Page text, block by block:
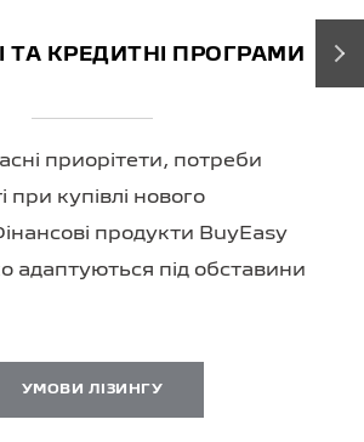
ТА КРЕДИТНІ ПРОГРАМИ
приорітети, потреби
при купівлі нового
продукти BuyEasy
адаптуються під обставини
УМОВИ ЛІЗИНГУ
›